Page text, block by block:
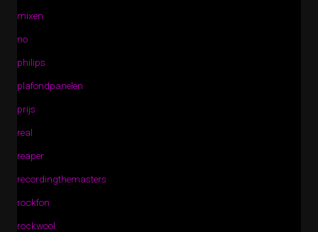
mixen
no
philips
plafondpanelen
prijs
real
reaper
recordingthemasters
rockfon
rockwool